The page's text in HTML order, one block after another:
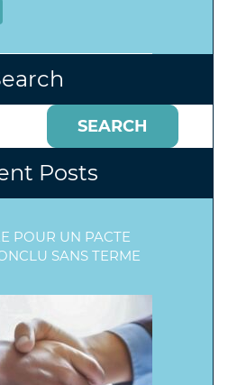
Posts
POUR UN PACTE
SANS TERME